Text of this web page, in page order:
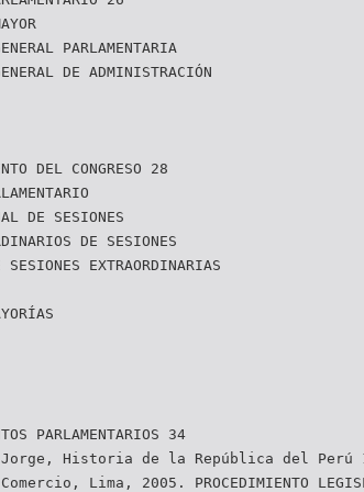
PARLAMENTARIA
DE ADMINISTRACIÓN
DEL CONGRESO 28
DE SESIONES
DE SESIONES
SESIONES EXTRAORDINARIAS
PARLAMENTARIOS 34
Historia de la República del Perú
Lima, 2005. PROCEDIMIENTO